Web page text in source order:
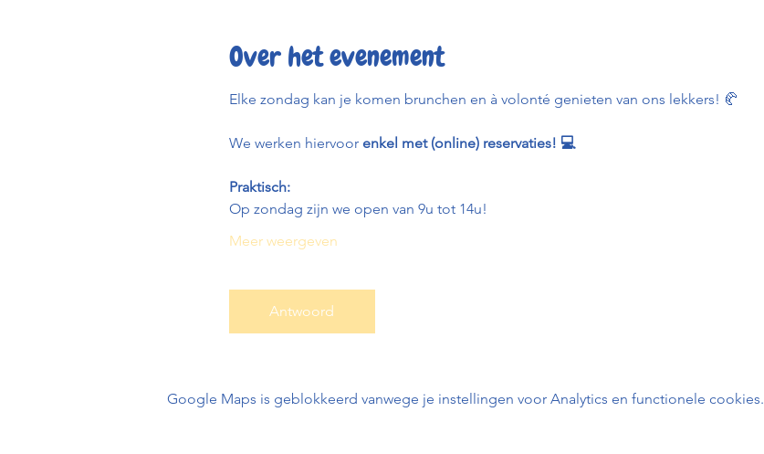
Over het evenement
Elke zondag kan je komen brunchen en à volonté genieten van ons lekkers! 🥐
We werken hiervoor enkel met (online) reservaties! 💻
Praktisch:
Op zondag zijn we open van 9u tot 14u!
Meer weergeven
Antwoord
Google Maps is geblokkeerd vanwege je instellingen voor Analytics en functionele cookies.